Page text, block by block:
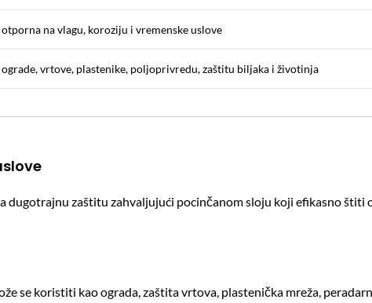
otporna na vlagu, koroziju i vremenske uslove
ograde, vrtove, plastenike, poljoprivredu, zaštitu biljaka i životinja
dugotrajnu zaštitu zahvaljujući pocinčanom sloju koji efikasno štiti
se koristiti kao ograda, zaštita vrtova, plastenička mreža,